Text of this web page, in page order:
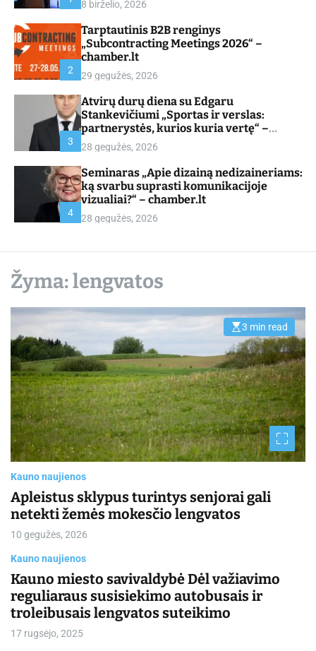
8 birželio, 2026
2
Tarptautinis B2B renginys
„Subcontracting Meetings 2026“ –
chamber.lt
29 gegužės, 2026
3
Atvirų durų diena su Edgaru
Stankevičiumi „Sportas ir verslas:
partnerystės, kurios kuria vertę“ –
chamber.lt
28 gegužės, 2026
4
Seminaras „Apie dizainą nedizaineriams:
ką svarbu suprasti komunikacijoje
vizualiai?“ – chamber.lt
28 gegužės, 2026
Žyma:lengvatos
E
s
t
i
m
a
t
e
d
r
e
a
d
t
e
3 min read
Kauno naujienos
Apleistus sklypus turintys senjorai gali
netekti žemės mokesčio lengvatos
10 gegužės, 2026
Kauno naujienos
Kauno miesto savivaldybė Dėl važiavimo
reguliaraus susisiekimo autobusais ir
troleibusais lengvatos suteikimo
17 rugsėjo, 2025